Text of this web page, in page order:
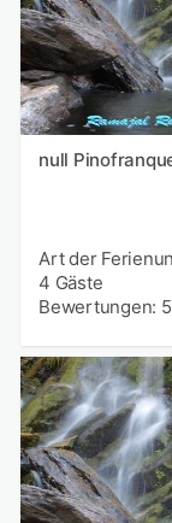
null
Art der
4 Gäste
Bewertungen: 5